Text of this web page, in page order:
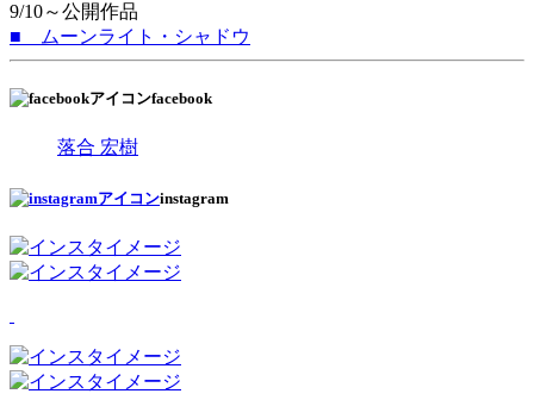
9/10～公開作品
■ ムーンライト・シャドウ
facebook
落合 宏樹
instagram